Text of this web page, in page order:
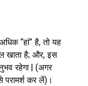
“हां” है, तो यह
खाता है; और, इस
रहेगा | (अगर
कर लें)।